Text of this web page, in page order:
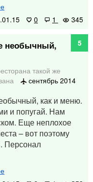
0 1 345
необычный,
5
такой же
сентябрь 2014
как и меню.
и попугай. Нам
Еще неплохое
– вот поэтому
Персонал